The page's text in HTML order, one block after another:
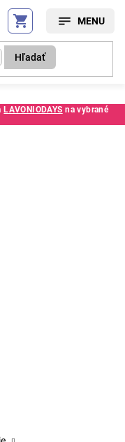
LAVONIODAYS na vybrané
Hľadať